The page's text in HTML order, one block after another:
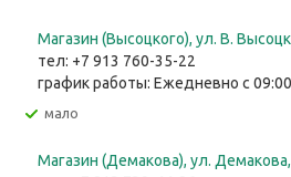
Магазин (Высоцкого), ул. ​В.
тел: +7 913 760-35-22
график работы: Ежедневно с
Мало
Магазин (Демакова), ул.